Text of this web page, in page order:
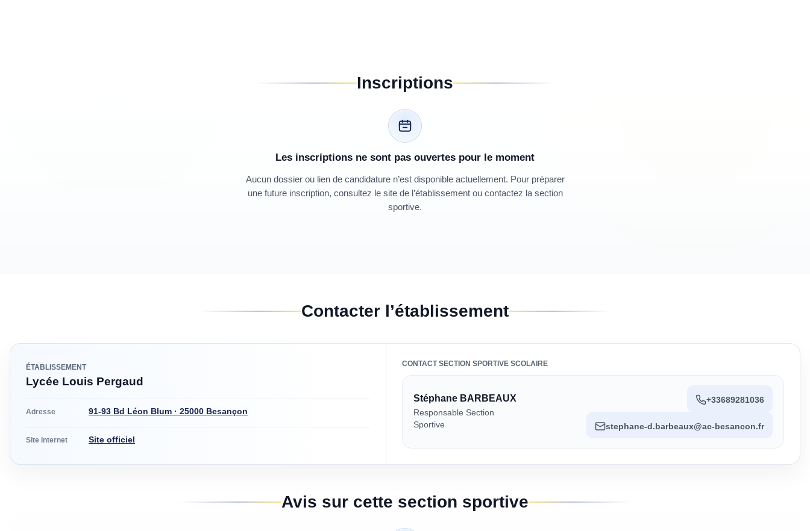
Inscriptions
Les inscriptions ne sont pas ouvertes pour le moment
Aucun dossier ou lien de candidature n’est disponible actuellement. Pour préparer
une future inscription, consultez le site de l’établissement ou contactez la section
sportive.
Contacter l’établissement
ÉTABLISSEMENT
Lycée Louis Pergaud
Adresse 91-93 Bd Léon Blum · 25000 Besançon
Site internet Site officiel
CONTACT SECTION SPORTIVE SCOLAIRE
Stéphane BARBEAUX
Responsable Section
Sportive
+33689281036
stephane-d.barbeaux@ac-besancon.fr
Avis sur cette section sportive